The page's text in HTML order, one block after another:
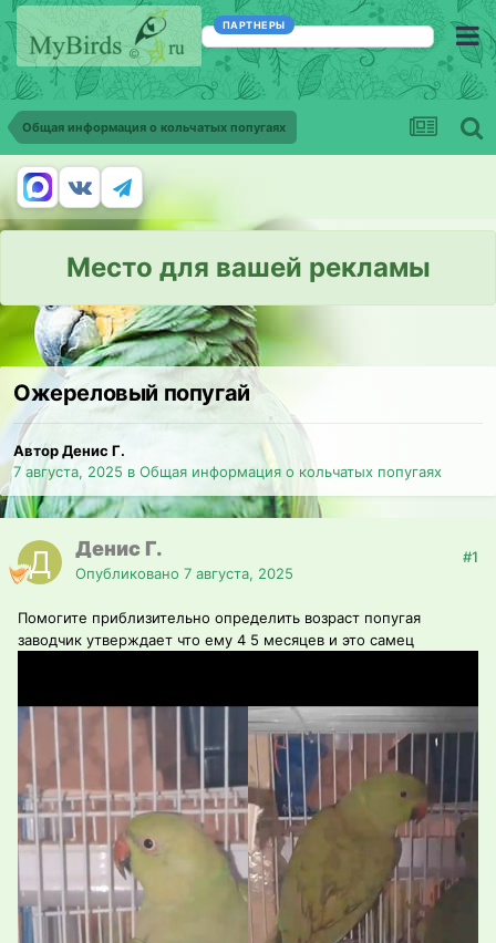
ПАРТНЕРЫ
Общая информация о кольчатых попугаях
Место для вашей рекламы
Ожереловый попугай
Автор Денис Г.
7 августа, 2025 в Общая информация о кольчатых попугаях
Денис Г.
Опубликовано 7 августа, 2025
#1
Помогите приблизительно определить возраст попугая
заводчик утверждает что ему 4 5 месяцев и это самец